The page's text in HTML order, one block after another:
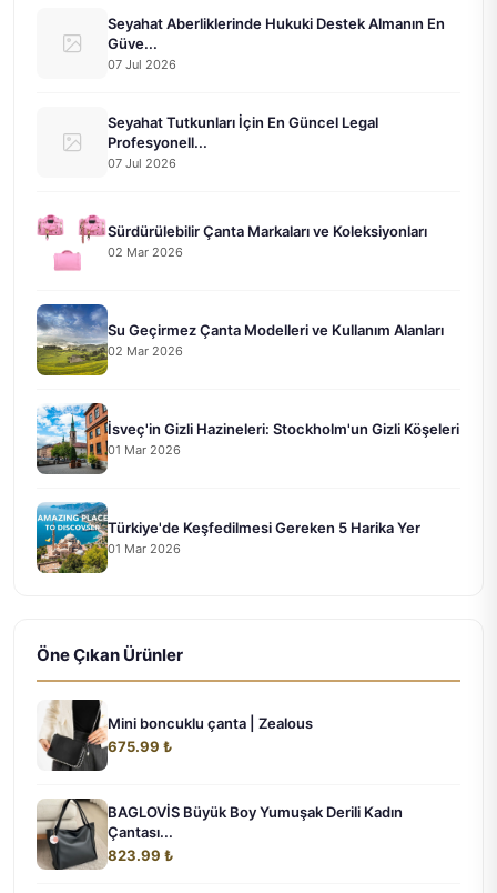
Seyahat Aberliklerinde Hukuki Destek Almanın En
Güve...
07 Jul 2026
Seyahat Tutkunları İçin En Güncel Legal
Profesyonell...
07 Jul 2026
Sürdürülebilir Çanta Markaları ve Koleksiyonları
02 Mar 2026
Su Geçirmez Çanta Modelleri ve Kullanım Alanları
02 Mar 2026
İsveç'in Gizli Hazineleri: Stockholm'un Gizli Köşeleri
01 Mar 2026
Türkiye'de Keşfedilmesi Gereken 5 Harika Yer
01 Mar 2026
Öne Çıkan Ürünler
Mini boncuklu çanta | Zealous
675.99 ₺
BAGLOVİS Büyük Boy Yumuşak Derili Kadın
Çantası...
823.99 ₺